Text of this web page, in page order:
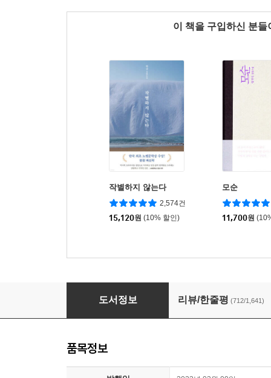
이 책을 구입하신 분
작별하지 않는다
2,574건
15,120원 (10% 할인)
모순
11,700원
오베라는 남자
도서정보 리뷰/한줄평 (712/1,641)
품목정보